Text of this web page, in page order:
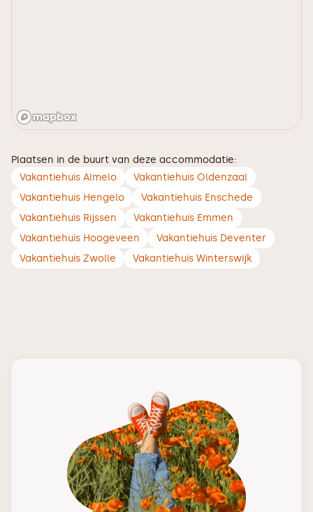
Plaatsen in de buurt van deze accommodatie:
Vakantiehuis Almelo
Vakantiehuis Oldenzaal
Vakantiehuis Hengelo
Vakantiehuis Enschede
Vakantiehuis Rijssen
Vakantiehuis Emmen
Vakantiehuis Hoogeveen
Vakantiehuis Deventer
Vakantiehuis Zwolle
Vakantiehuis Winterswijk